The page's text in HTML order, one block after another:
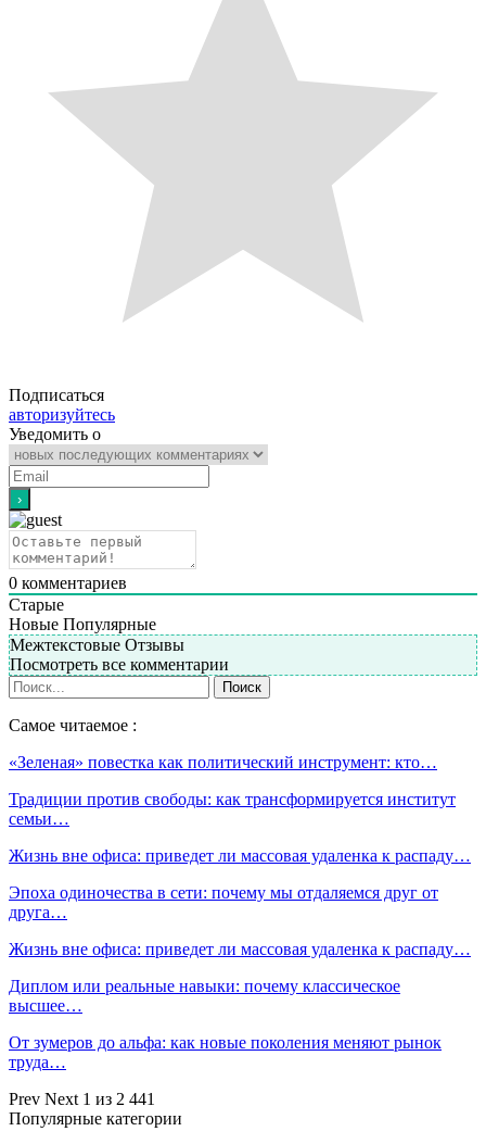
Подписаться
авторизуйтесь
Уведомить о
0 комментариев
Старые
Новые Популярные
Межтекстовые Отзывы
Посмотреть все комментарии
Самое читаемое :
«Зеленая» повестка как политический инструмент: кто…
Традиции против свободы: как трансформируется институт
семьи…
Жизнь вне офиса: приведет ли массовая удаленка к распаду…
Эпоха одиночества в сети: почему мы отдаляемся друг от
друга…
Жизнь вне офиса: приведет ли массовая удаленка к распаду…
Диплом или реальные навыки: почему классическое
высшее…
От зумеров до альфа: как новые поколения меняют рынок
труда…
Prev Next 1 из 2 441
Популярные категории